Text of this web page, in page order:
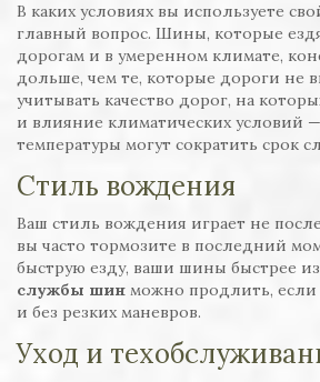
В каких условиях вы используете
главный вопрос. Шины, которые
дорогам и в умеренном климате,
дольше, чем те, которые дороги не
учитывать качество дорог, на
и влияние климатических условий
температуры могут сократить срок
Стиль вождения
Ваш стиль вождения играет не
вы часто тормозите в последний
быструю езду, ваши шины быстрее
службы шин можно продлить, если
и без резких маневров.
Уход и